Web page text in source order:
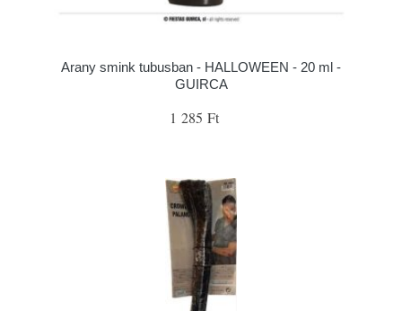
Arany smink tubusban - HALLOWEEN - 20 ml -
GUIRCA
1 285 Ft